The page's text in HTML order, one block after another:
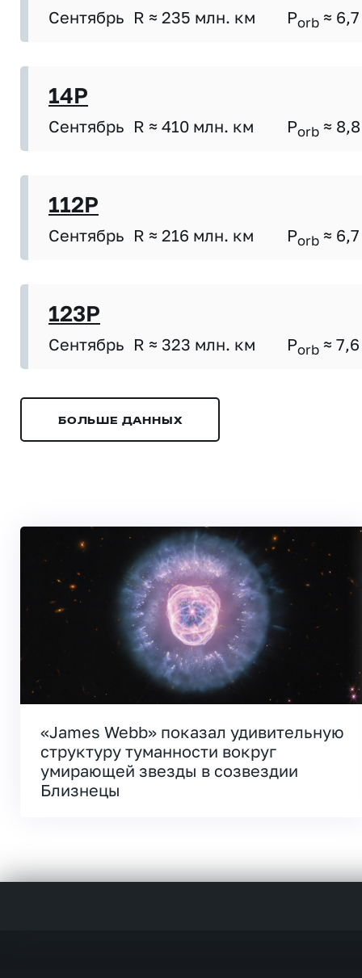
Сентябрь R ≈ 235 млн. км Porb ≈ 6,7
14P
Сентябрь R ≈ 410 млн. км Porb ≈ 8,8
112P
Сентябрь R ≈ 216 млн. км Porb ≈ 6,7
123P
Сентябрь R ≈ 323 млн. км Porb ≈ 7,6
БОЛЬШЕ ДАННЫХ
«James Webb» показал удивительную
структуру туманности вокруг
умирающей звезды в созвездии
Близнецы